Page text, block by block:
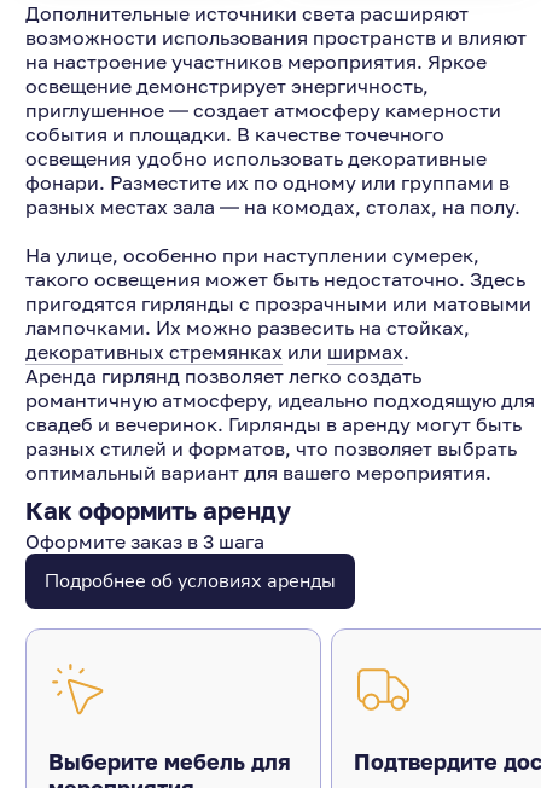
Дополнительные источники света расширяют
возможности использования пространств и влияют
на настроение участников мероприятия. Яркое
освещение демонстрирует энергичность,
приглушенное ― создает атмосферу камерности
события и площадки. В качестве точечного
освещения удобно использовать декоративные
фонари. Разместите их по одному или группами в
разных местах зала ― на комодах, столах, на полу.
На улице, особенно при наступлении сумерек,
такого освещения может быть недостаточно. Здесь
пригодятся гирлянды с прозрачными или матовыми
лампочками. Их можно развесить на стойках,
декоративных стремянкахили ширмах.
Аренда гирлянд позволяет легко создать
романтичную атмосферу, идеально подходящую для
свадеб и вечеринок. Гирлянды в аренду могут быть
разных стилей и форматов, что позволяет выбрать
оптимальный вариант для вашего мероприятия.
Как оформить аренду
Оформите заказ в 3 шага
Подробнее об условиях аренды
Выберите мебель для
Подтвердите